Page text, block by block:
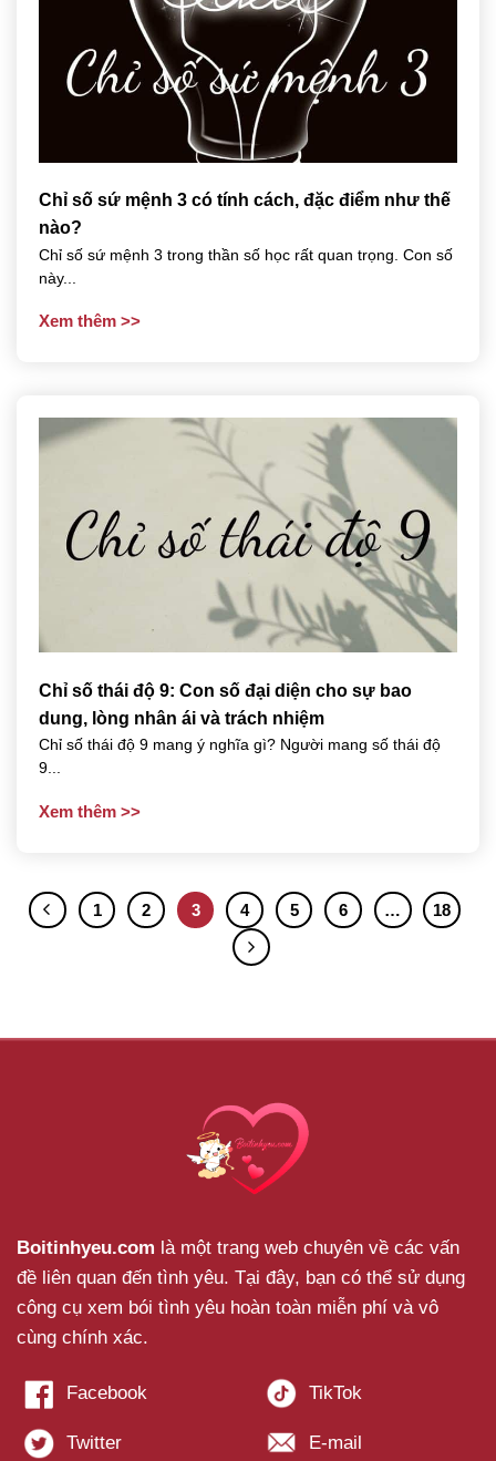
Chỉ số sứ mệnh 3 có tính cách, đặc điểm như thế
nào?
Chỉ số sứ mệnh 3 trong thần số học rất quan trọng. Con số
này...
Xem thêm
Chỉ số thái độ 9: Con số đại diện cho sự bao
dung, lòng nhân ái và trách nhiệm
Chỉ số thái độ 9 mang ý nghĩa gì? Người mang số thái độ
9...
Xem thêm
1 2 3 4 5 6 … 18
Boitinhyeu.com là một trang web chuyên về các vấn
đề liên quan đến tình yêu. Tại đây, bạn có thể sử dụng
công cụ xem bói tình yêu hoàn toàn miễn phí và vô
cùng chính xác.